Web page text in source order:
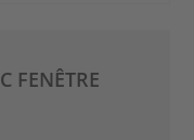
FENÊTRE